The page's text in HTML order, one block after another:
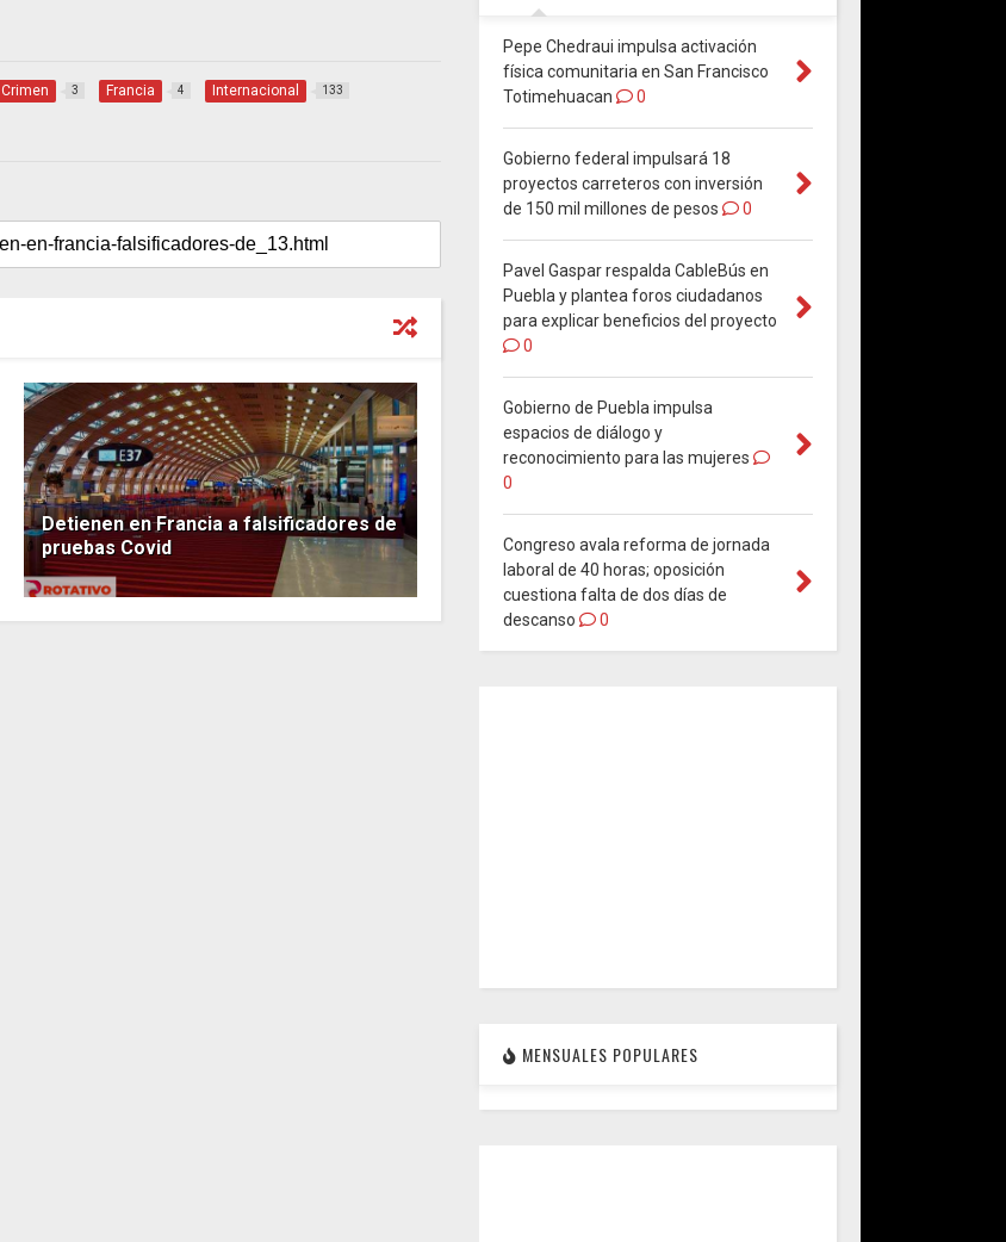
Crimen 3 Francia 4 Internacional 133
Detienen en Francia a falsificadores de
pruebas Covid
Pepe Chedraui impulsa activación
física comunitaria en San Francisco
Totimehuacan
0
Gobierno federal impulsará 18
proyectos carreteros con inversión
de 150 mil millones de pesos
0
Pavel Gaspar respalda CableBús en
Puebla y plantea foros ciudadanos
para explicar beneficios del proyecto
0
Gobierno de Puebla impulsa
espacios de diálogo y
reconocimiento para las mujeres
0
Congreso avala reforma de jornada
laboral de 40 horas; oposición
cuestiona falta de dos días de
descanso
0
MENSUALES POPULARES